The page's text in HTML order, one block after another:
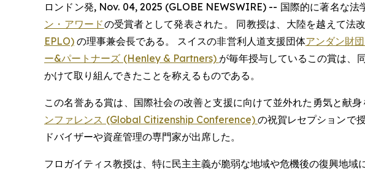
ロンドン発, Nov. 04, 2025 (GLOBE NEWSWIRE) -- 国際的に著名な法
ン・アワードの受賞者として発表された。 同教授は、大陸を越えて法
EPLO) の理事兼会長である。 スイスの非営利人道支援団体アンダン財
ー&パートナーズ (Henley & Partners) が毎年授与しているこの賞は、
かけて取り組んできたことを称えるものである。
この名誉ある賞は、国際社会の改善と支援に向けて並外れた勇気と献
ンファレンス (Global Citizenship Conference) の祝賀レセプションで
ドバイザーや資産管理の専門家が出席した。
フロガイティス教授は、特に民主主義が脆弱な地域や危機後の復興地